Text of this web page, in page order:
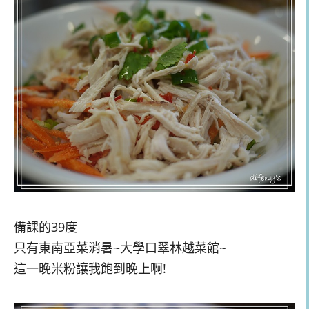
備課的39度
只有東南亞菜消暑~大學口翠林越菜館~
這一晚米粉讓我飽到晚上啊!